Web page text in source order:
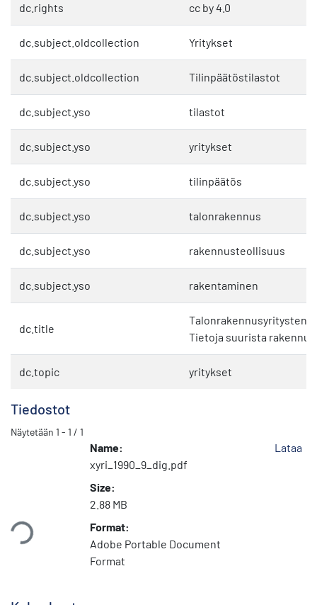
dc.rights cc by 4.0
dc.subject.oldcollection Yritykset
dc.subject.oldcollection Tilinpäätöstilastot
dc.subject.yso tilastot
dc.subject.yso yritykset
dc.subject.yso tilinpäätös
dc.subject.yso talonrakennus
dc.subject.yso rakennusteollisuus
dc.subject.yso rakentaminen
dc.title
Talonrakennusyritysten
Tietoja suurista
dc.topic yritykset
Tiedostot
Näytetään 1 - 1 / 1
Name:
xyri_1990_9_dig.pdf
Size:
2.88 MB
Format:
Adobe Portable Document
Format
Lataa